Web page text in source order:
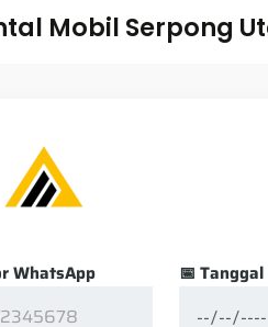
Mobil Serpong
WhatsApp 📅